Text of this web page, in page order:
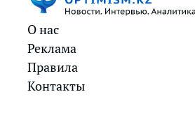
О нас
Реклама
Правила
Контакты